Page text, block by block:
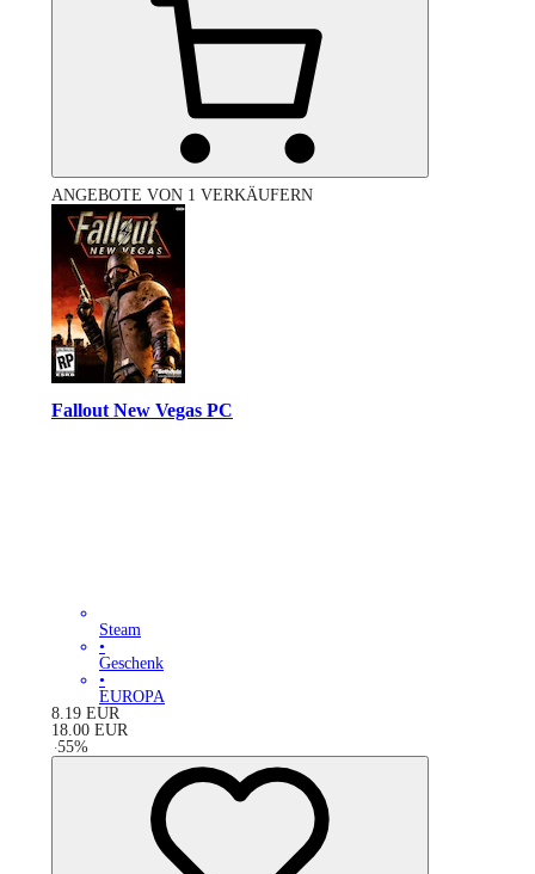
ANGEBOTE VON 1 VERKÄUFERN
Fallout New Vegas PC
Steam
•
Geschenk
•
EUROPA
8.19 EUR
18.00 EUR
-55%